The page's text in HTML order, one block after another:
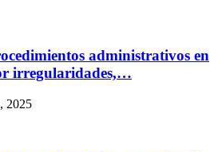
administrativos en
irregularidades,…
2025